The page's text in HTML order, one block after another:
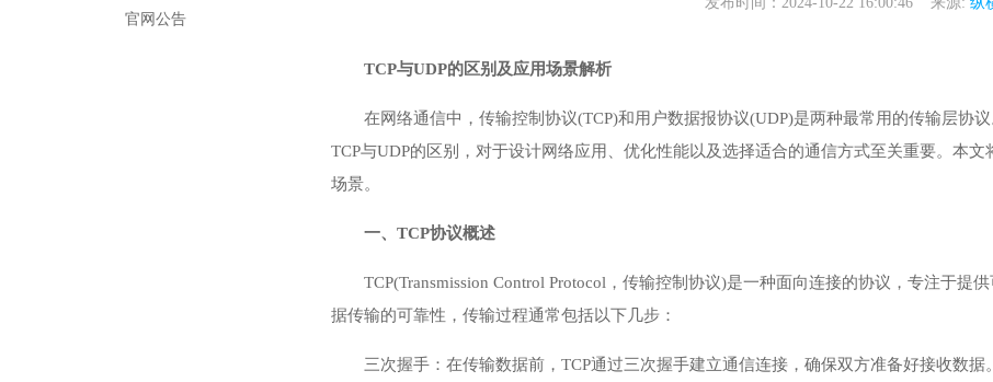
官网公告
TCP与UDP的区别及应用场景解析
在网络通信中，传输控制协议(TCP)和用户数据报协议(UDP)是两种最常用的传输层协
TCP与UDP的区别，对于设计网络应用、优化性能以及选择适合的通信方式至关重要。本
场景。
一、TCP协议概述
TCP(Transmission Control Protocol，传输控制协议)是一种面向连接的协议，专注于提
据传输的可靠性，传输过程通常包括以下几步：
三次握手：在传输数据前，TCP通过三次握手建立通信连接，确保双方准备好接收数据。